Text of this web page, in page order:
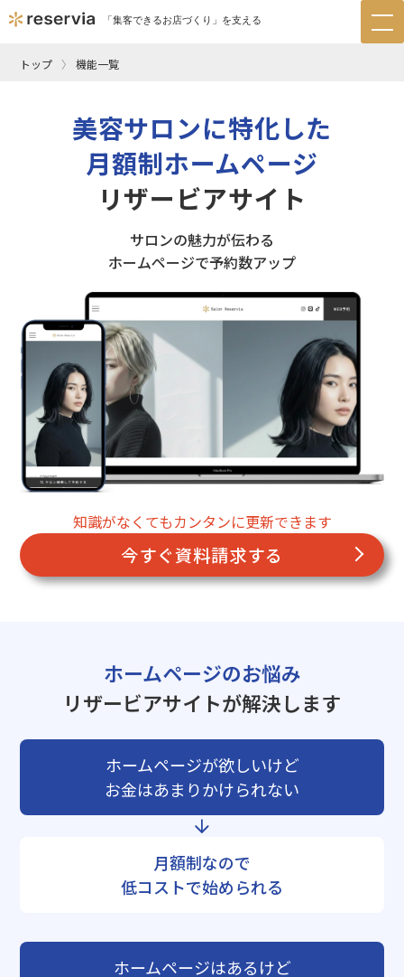
「集客できるお店づくり」を支える
トップ 機能一覧
美容サロンに特化した
月額制ホームページ
リザービアサイト
サロンの魅力が伝わる
ホームページで予約数アップ
知識がなくてもカンタンに更新できます
今すぐ資料請求する
ホームページのお悩み
リザービアサイトが解決します
ホームページが欲しいけど
お金はあまりかけられない
月額制なので
低コストで始められる
ホームページはあるけど